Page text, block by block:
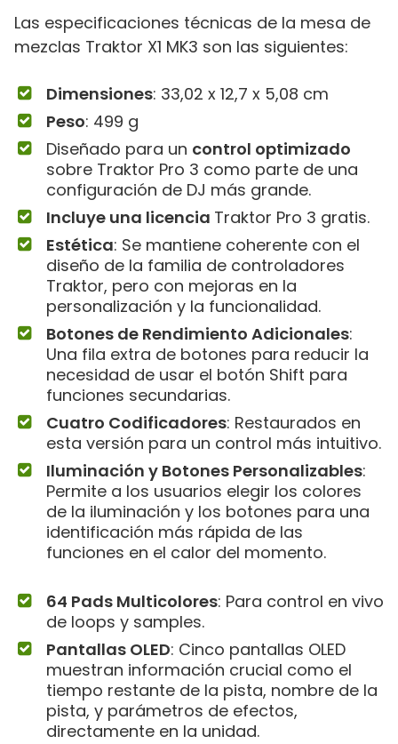
Las especificaciones técnicas de la mesa de
mezclas Traktor X1 MK3 son las siguientes:
Dimensiones: 33,02 x 12,7 x 5,08 cm
Peso: 499 g
Diseñado para un control optimizado
sobre Traktor Pro 3 como parte de una
configuración de DJ más grande.
Incluye una licencia Traktor Pro 3 gratis.
Estética: Se mantiene coherente con el
diseño de la familia de controladores
Traktor, pero con mejoras en la
personalización y la funcionalidad.
Botones de Rendimiento Adicionales:
Una fila extra de botones para reducir la
necesidad de usar el botón Shift para
funciones secundarias.
Cuatro Codificadores: Restaurados en
esta versión para un control más intuitivo.
Iluminación y Botones Personalizables:
Permite a los usuarios elegir los colores
de la iluminación y los botones para una
identificación más rápida de las
funciones en el calor del momento.
64 Pads Multicolores: Para control en vivo
de loops y samples.
Pantallas OLED: Cinco pantallas OLED
muestran información crucial como el
tiempo restante de la pista, nombre de la
pista, y parámetros de efectos,
directamente en la unidad.